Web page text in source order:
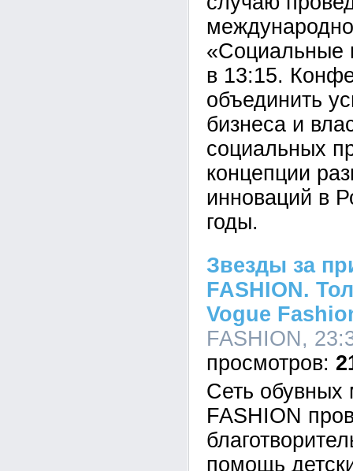
«Социальные
в 13:15.
объединить
бизнеса и
социальных
концепции
инноваций в
годы.
Звезды за
FASHION.
Vogue
FASHION,
Сеть обувных
FASHION
помощь